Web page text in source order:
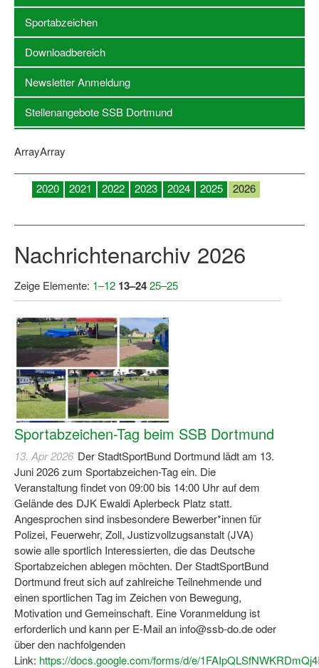
Stellenangebote SSB Dortmund
Vereine
Vereinssuche
Übungsleiterbörse
Kinderschutz im Sport
Fördermöglichkeiten
Vereinsberatung
Wege zur Kooperation
Log-in "Vereine"
Qualifizierung
SSB Qualifizierungen
Übersicht Qualifizierungswege
Qualifizierung im Vereinsmanagement
Fachtag Bildung braucht Bewegung
Erste-Hilfe-Ausbildung
Anmeldeformular / Anmeldebedingungen
Bezuschussung Qualifizierung für Dortmunder
Projekte
Open Sports Day
Dortmund lernt Schwimmen
Sportabzeichen
Downloadbereich
Newsletter Anmeldung
Stellenangebote SSB Dortmund
ArrayArray
2026
Juli
2025
2024
2023
2022
2021
2020
Nachrichtenarchiv 2026
Zeige Elemente: 1–12 13–2425–25
Sportabzeichen-Tag beim SSB Dortmund
13. Apr 2026 Der StadtSportBund Dortmund lädt am 13.
Juni 2026 zum Sportabzeichen-Tag ein. Die
Veranstaltung findet von 09:00 bis 14:00 Uhr auf dem
Gelände des DJK Ewaldi Aplerbeck Platz statt.
Angesprochen sind insbesondere Bewerber*innen für
Polizei, Feuerwehr, Zoll, Justizvollzugsanstalt (JVA)
sowie alle sportlich Interessierten, die das Deutsche
Sportabzeichen ablegen möchten. Der StadtSportBund
Dortmund freut sich auf zahlreiche Teilnehmende und
einen sportlichen Tag im Zeichen von Bewegung,
Motivation und Gemeinschaft. Eine Voranmeldung ist
erforderlich und kann per E-Mail an info@ssb-do.de oder
über den nachfolgenden
Link: https://docs.google.com/forms/d/e/